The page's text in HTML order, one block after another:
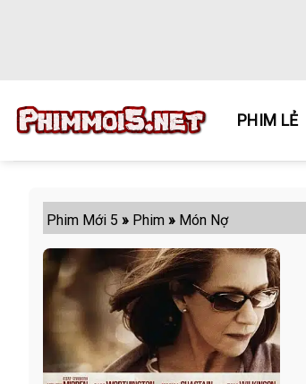
PHIM LẺ
Phim Mới 5 » Phim » Món Nợ